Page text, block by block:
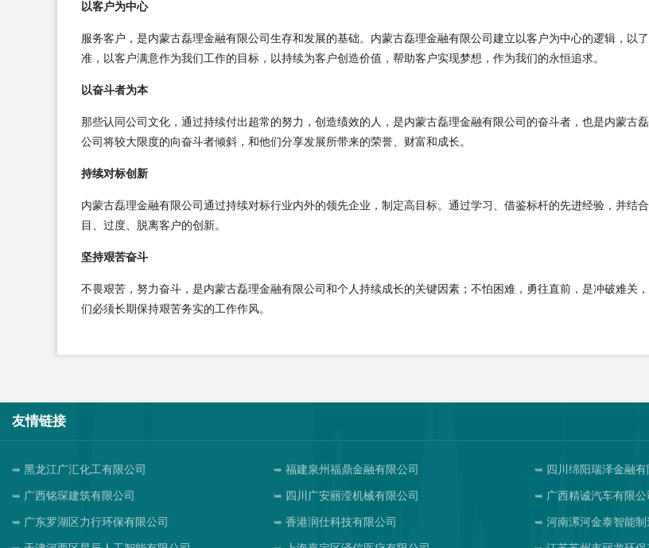
以客户为中心
服务客户，是内蒙古磊理金融有限公司生存和发展的基础。内蒙古磊理金融有限公司建立以客户为中心的逻辑，以
准，以客户满意作为我们工作的目标，以持续为客户创造价值，帮助客户实现梦想，作为我们的永恒追求。
以奋斗者为本
那些认同公司文化，通过持续付出超常的努力，创造绩效的人，是内蒙古磊理金融有限公司的奋斗者，也是内蒙古
公司将较大限度的向奋斗者倾斜，和他们分享发展所带来的荣誉、财富和成长。
持续对标创新
内蒙古磊理金融有限公司通过持续对标行业内外的领先企业，制定高目标。通过学习、借鉴标杆的先进经验，并结
目、过度、脱离客户的创新。
坚持艰苦奋斗
不畏艰苦，努力奋斗，是内蒙古磊理金融有限公司和个人持续成长的关键因素；不怕困难，勇往直前，是冲破难关
们必须长期保持艰苦务实的工作作风。
友情链接
黑龙江广汇化工有限公司 福建泉州福鼎金融有限公司 四川绵阳瑞泽金融有
广西铭琛建筑有限公司 四川广安丽滢机械有限公司 广西精诚汽车有限公
广东罗湖区力行环保有限公司 香港润仕科技有限公司 河南漯河金泰智能制